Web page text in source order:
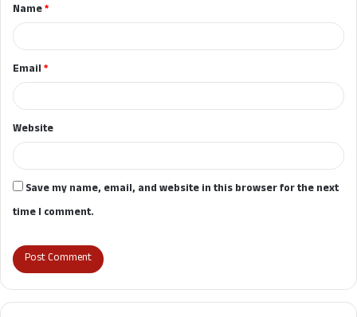
*Name*
Email*
Website
Save my name, email, and website in this browser for the next
time I comment.